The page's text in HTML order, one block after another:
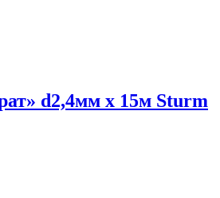
d2,4мм х 15м Sturm